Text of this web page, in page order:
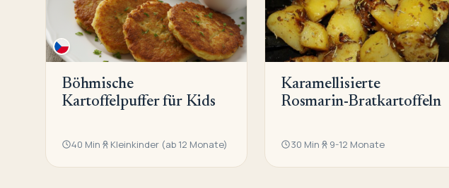
Böhmische
Kartoffelpuffer für Kids
40 Min Kleinkinder (ab 12 Monate)
Karamellisierte
Rosmarin-Bratkartoffeln
30 Min 9-12 Monate